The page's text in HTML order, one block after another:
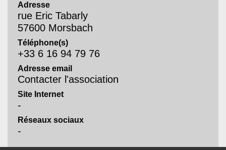
Adresse
rue Eric Tabarly
57600 Morsbach
Téléphone(s)
+33 6 16 94 79 76
Adresse email
Contacter l'association
Site Internet
-
Réseaux sociaux
-